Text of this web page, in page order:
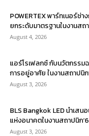
POWERTEX พาร์ทเนอร์ช่
ยกระดับมาตรฐานในงานสถ
August 4, 2026
แอร์โรเฟลกซ์ กับนวัตกรรม
การอยู่อาศัย ในงานสถาปนิก
August 3, 2026
BLS Bangkok LED นำเส
แห่งอนาคตในงานสถาปนิก
August 3, 2026